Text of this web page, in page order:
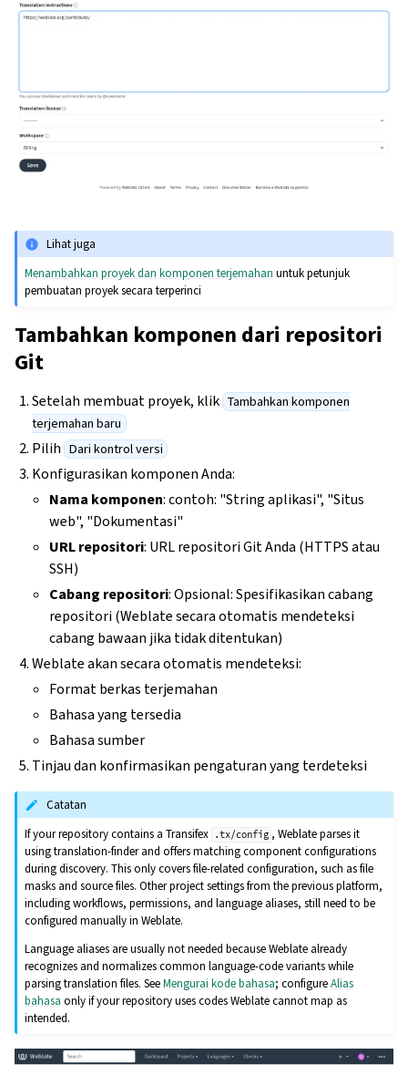
Lihat juga
Menambahkan proyek dan komponen terjemahan untuk petunjuk
pembuatan proyek secara terperinci
Tambahkan komponen dari repositori
Git
Setelah membuat proyek, klik Tambahkan komponen
terjemahan baru
Pilih Dari kontrol versi
Konfigurasikan komponen Anda:
Nama komponen: contoh: "String aplikasi", "Situs
web", "Dokumentasi"
URL repositori: URL repositori Git Anda (HTTPS atau
SSH)
Cabang repositori: Opsional: Spesifikasikan cabang
repositori (Weblate secara otomatis mendeteksi
cabang bawaan jika tidak ditentukan)
Weblate akan secara otomatis mendeteksi:
Format berkas terjemahan
Bahasa yang tersedia
Bahasa sumber
Tinjau dan konfirmasikan pengaturan yang terdeteksi
Catatan
If your repository contains a Transifex
.tx/config , Weblate parses it
using translation-finder and offers matching component configurations
during discovery. This only covers file-related configuration, such as file
masks and source files. Other project settings from the previous platform,
including workflows, permissions, and language aliases, still need to be
configured manually in Weblate.
Language aliases are usually not needed because Weblate already
recognizes and normalizes common language-code variants while
parsing translation files. SeeMengurai kode bahasa; configureAlias
bahasa only if your repository uses codes Weblate cannot map as
intended.